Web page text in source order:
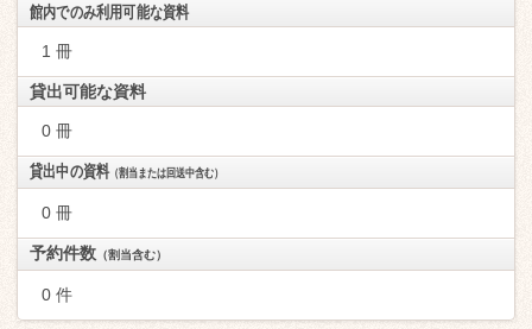
館内でのみ利用可能な資料
1 冊
貸出可能な資料
0 冊
貸出中の資料（割当または回送中含む）
0 冊
予約件数 （割当含む）
0 件